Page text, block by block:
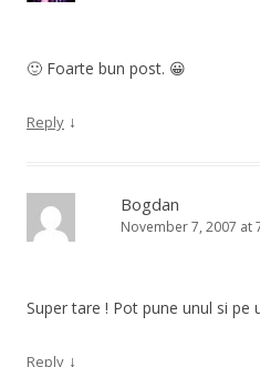
🙂 Foarte bun post. 😀
Reply ↓
Bogdan
November 7, 2007 at
Super tare ! Pot pune unul si pe
Reply ↓